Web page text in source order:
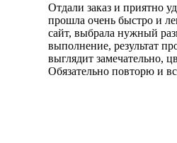
Отдали заказ и приятно
прошла очень быстро и
сайт, выбрала нужный
выполнение, результат
выглядит замечательно,
Обязательно повторю и